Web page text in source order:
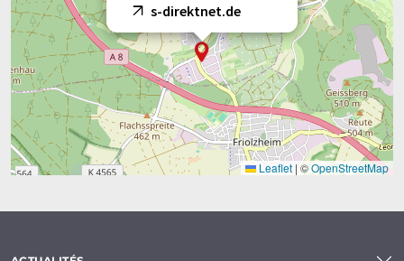
s-direktnet.de
Leaflet |©OpenStreetMap